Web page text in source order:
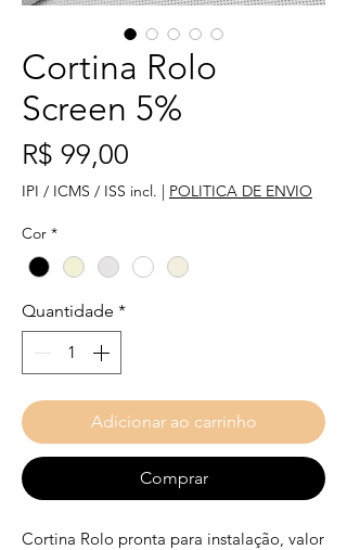
Cortina Rolo
Screen 5%
R$ 99,00
IPI / ICMS / ISS incl. POLITICA DE ENVIO
Cor *
Quantidade *
Adicionar ao carrinho
Comprar
Cortina Rolo pronta para instalação, valor